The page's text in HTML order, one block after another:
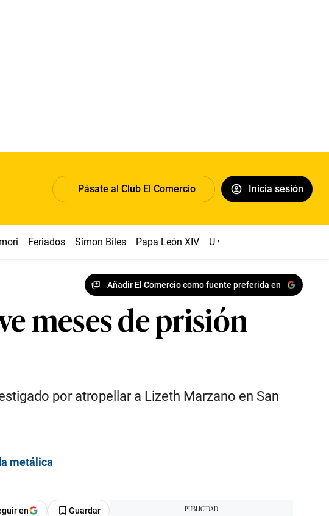
Pásate al Club El Comercio Inicia sesión
Feriados Simon Biles Papa León XIV U vs Cristal
Añadir El Comercio como fuente preferida en
meses de prisión
por atropellar a Lizeth Marzano en San
metálica
en Guardar